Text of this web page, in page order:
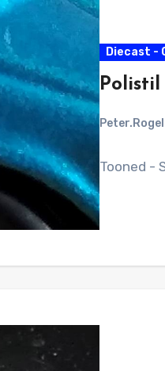
Diecast -
Peter.Rogel
Tooned -